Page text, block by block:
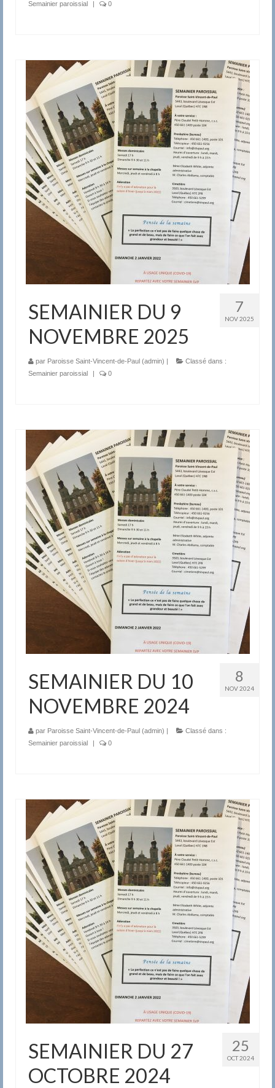
Prières
Eucharistie
Les Prières de l’Église
La Chapelle d’Adoration
Horaire des Messes
Faire un don
Semainier paroissial
| 0
7
NOV 2025
SEMAINIER DU 9
NOVEMBRE 2025
par Paroisse Saint-Vincent-de-Paul (admin) |
Classé dans :
Semainier paroissial
| 0
8
NOV 2024
SEMAINIER DU 10
NOVEMBRE 2024
par Paroisse Saint-Vincent-de-Paul (admin) |
Classé dans :
Semainier paroissial
| 0
25
OCT 2024
SEMAINIER DU 27
OCTOBRE 2024